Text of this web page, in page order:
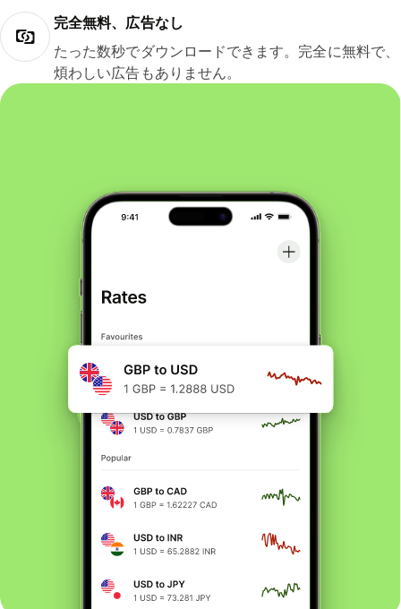
完全無料、広告なし
たった数秒でダウンロードできます。完全に無料で、
煩わしい広告もありません。